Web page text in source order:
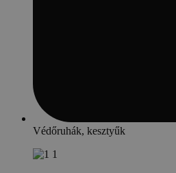
Védőruhák, kesztyűk